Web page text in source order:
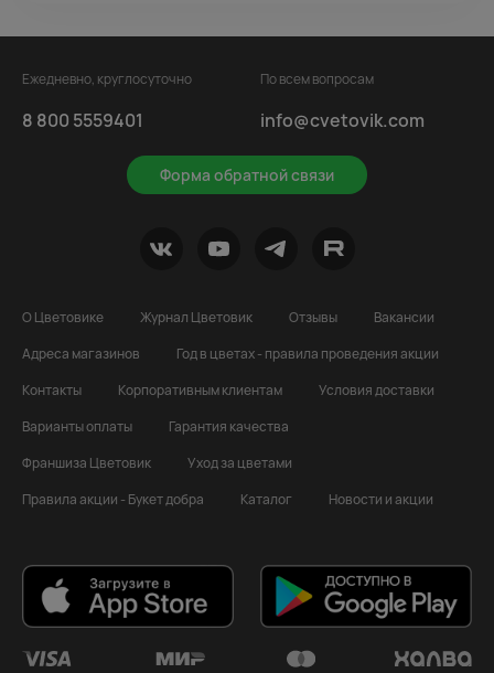
Ежедневно, круглосуточно
8 800 5559401
Форма обратной связи
По всем вопросам
info@cvetovik.com
О Цветовике Журнал Цветовик Отзывы
Вакансии
Адреса магазинов
Год в цветах - правила проведения акции
Контакты
Корпоративным клиентам
Условия доставки
Варианты оплаты
Гарантия качества
Франшиза Цветовик
Уход за цветами
Правила акции - Букет добра
Каталог Новости и акции